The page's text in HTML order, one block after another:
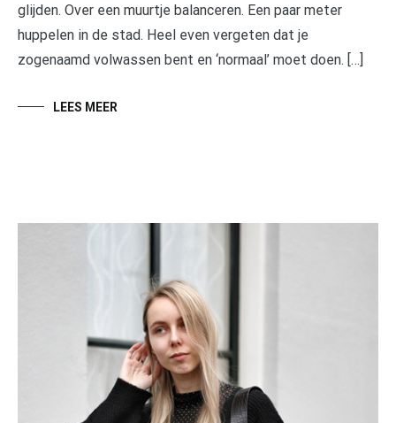
glijden. Over een muurtje balanceren. Een paar meter
huppelen in de stad. Heel even vergeten dat je
zogenaamd volwassen bent en ‘normaal’ moet doen. […]
LEES MEER